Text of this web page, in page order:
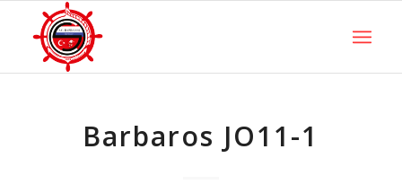
Barbaros JO11-1